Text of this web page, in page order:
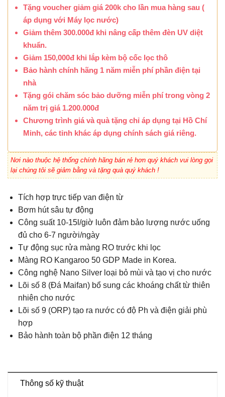
Tặng voucher giảm giá 200k cho lần mua hàng sau (
áp dụng với Máy lọc nước)
Giảm thêm 300.000đ khi nâng cấp thêm đèn UV diệt
khuẩn.
Giảm 150,000đ khi lắp kèm bộ cốc lọc thô
Bảo hành chính hãng 1 năm miễn phí phần điện tại
nhà
Tặng gói chăm sóc bảo dưỡng miễn phí trong vòng 2
năm trị giá 1.200.000đ
Chương trình giá và quà tặng chỉ áp dụng tại Hồ Chí
Minh, các tỉnh khác áp dụng chính sách giá riêng.
Nơi nào thuộc hệ thống chính hãng bán rẻ hơn quý khách vui lòng gọi
lại chúng tôi sẽ giảm bằng và tặng quà quý khách !
Tích hợp trực tiếp van điện từ
Bơm hút sâu tự động
Công suất 10-15l/giờ luôn đảm bảo lượng nước uống
đủ cho 6-7 người/ngày
Tự động sục rửa màng RO trước khi lọc
Màng RO Kangaroo 50 GDP Made in Korea.
Công nghệ Nano Silver loại bỏ mùi và tạo vị cho nước
Lõi số 8 (Đá Maifan) bổ sung các khoáng chất từ thiên
nhiên cho nước
Lõi số 9 (ORP) tạo ra nước có độ Ph và điện giải phù
hợp
Bảo hành toàn bộ phần điện 12 tháng
Thông số kỹ thuật